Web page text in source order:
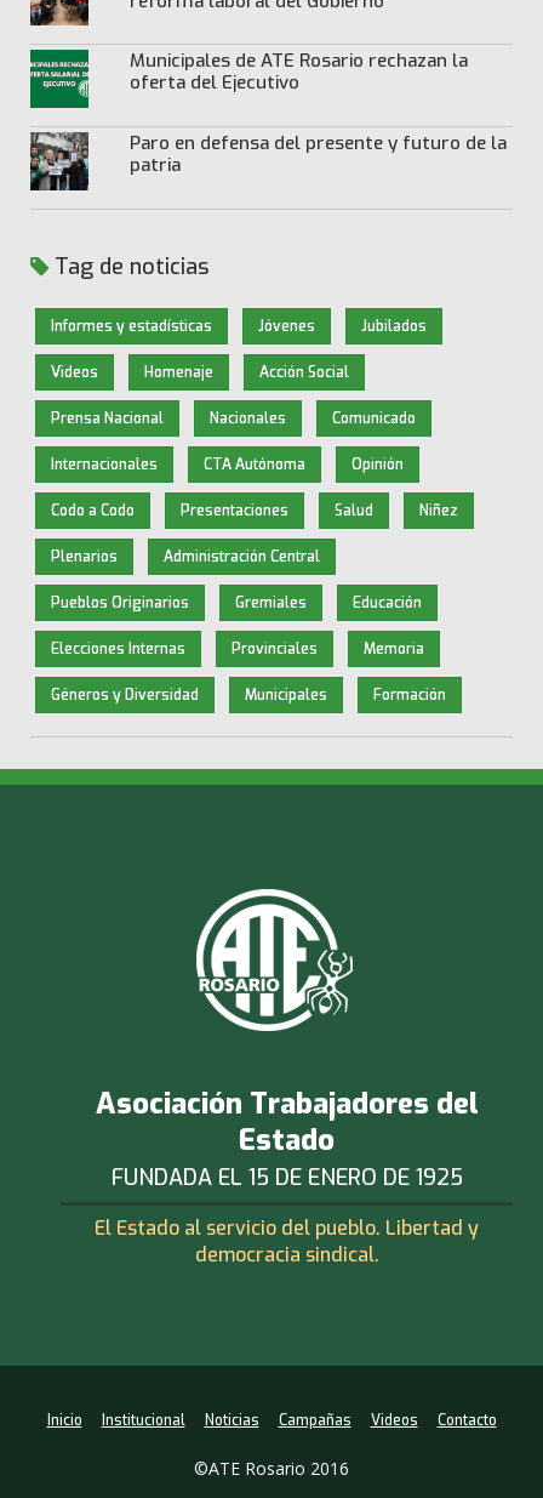
Municipales de ATE Rosario rechazan la
oferta del Ejecutivo
Paro en defensa del presente y futuro de la
patria
Tag de noticias
Informes y estadísticas Jóvenes Jubilados
Videos Homenaje Acción Social
Prensa Nacional Nacionales Comunicado
Internacionales CTA Autónoma Opinión
Codo a Codo Presentaciones Salud Niñez
Plenarios Administración Central
Pueblos Originarios Gremiales Educación
Elecciones Internas Provinciales Memoria
Géneros y Diversidad Municipales Formación
Asociación Trabajadores del
Estado
FUNDADA EL 15 DE ENERO DE 1925
El Estado al servicio del pueblo. Libertad y
democracia sindical.
Inicio Institucional Noticias Campañas Videos Contacto
©ATE Rosario 2016